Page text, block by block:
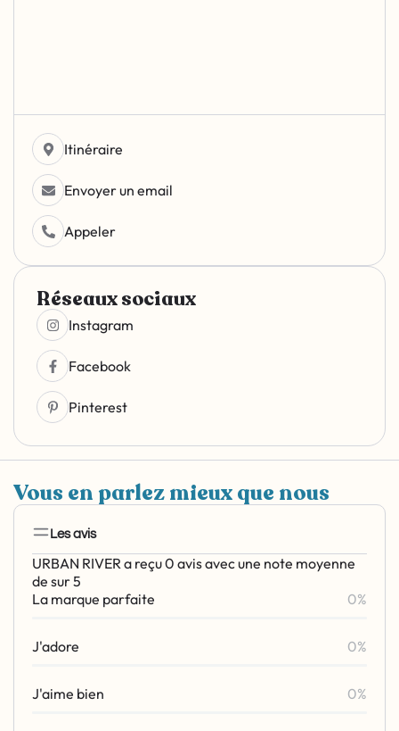
Itinéraire
Envoyer un email
Appeler
Réseaux sociaux
Instagram
Facebook
Pinterest
Vous en parlez mieux que nous
Les avis
URBAN RIVER a reçu 0 avis avec une note moyenne
de sur 5
La marque parfaite
0%
J'adore 0%
J'aime bien 0%